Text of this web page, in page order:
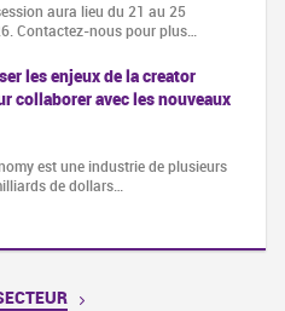
aura lieu du 21 au 25
Contactez-nous pour plus…
les enjeux de la creator
collaborer avec les nouveaux
est une industrie de plusieurs
de dollars…